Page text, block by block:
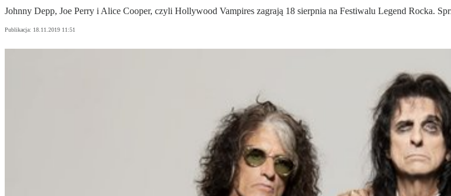
Johnny Depp, Joe Perry i Alice Cooper, czyli Hollywood Vampires zagrają 18 sierpnia na Festiwalu Legend Rocka.
Publikacja: 18.11.2019 11:51